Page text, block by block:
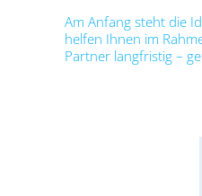
Am Anfang steht die
helfen Ihnen im
Partner langfristig –